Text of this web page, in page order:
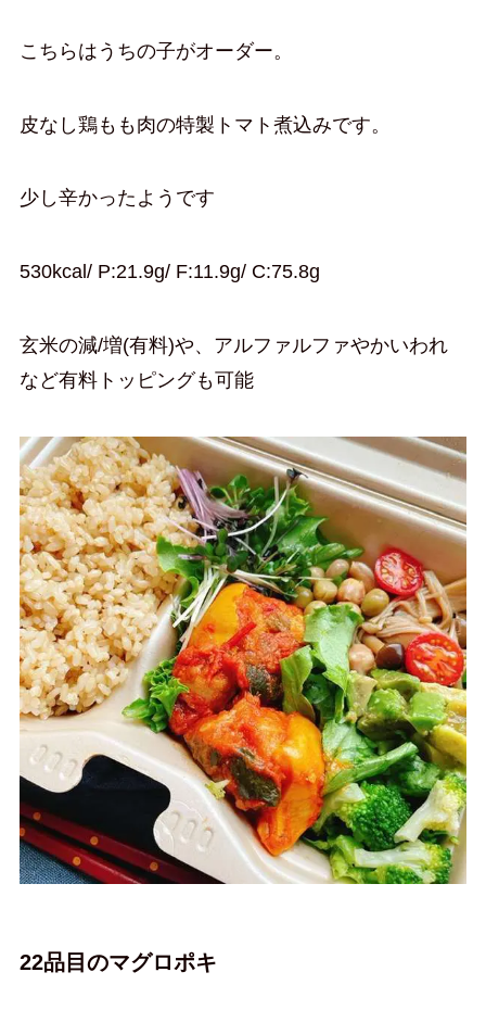
こちらはうちの子がオーダー。
皮なし鶏もも肉の特製トマト煮込みです。
少し辛かったようです
530kcal/ P:21.9g/ F:11.9g/ C:75.8g
玄米の減/増(有料)や、アルファルファやかいわれ
など有料トッピングも可能
22品目のマグロポキ